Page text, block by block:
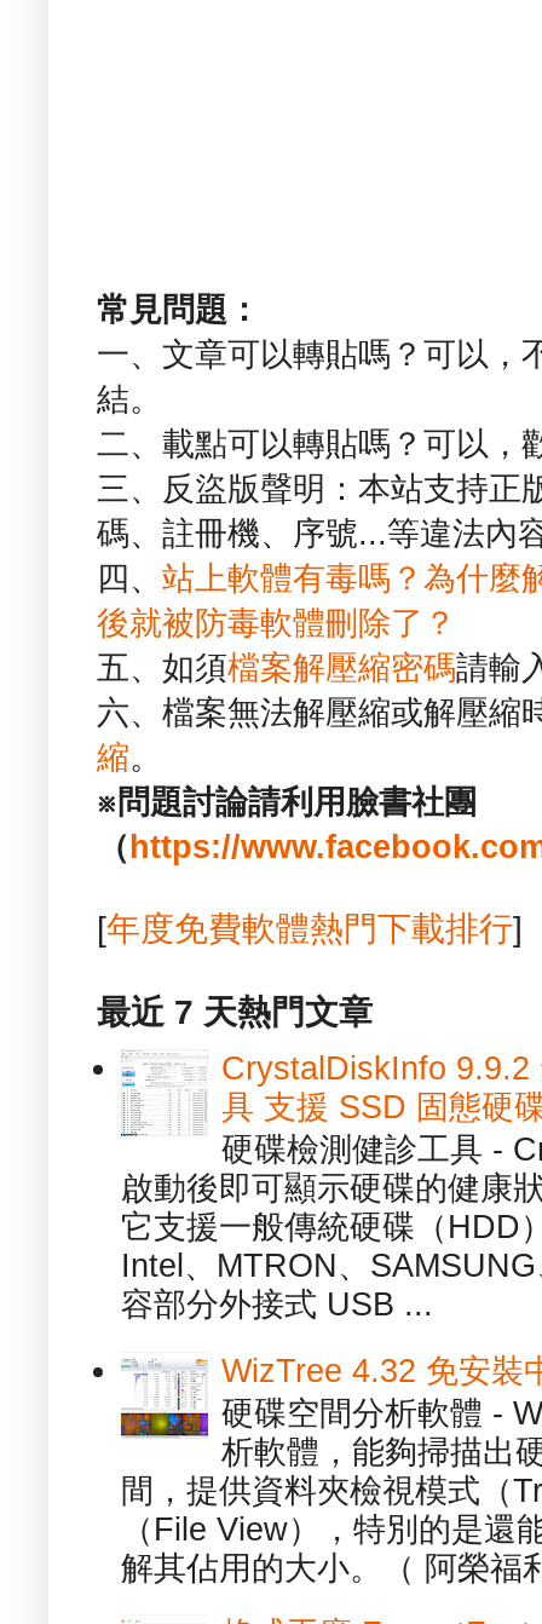
常見問題：
一、文章可以轉貼嗎？可以，
結。
二、載點可以轉貼嗎？可以，
三、反盜版聲明：本站支持正
碼、註冊機、序號...等違法內
四、 站上軟體有毒嗎？為什麼
後就被防毒軟體刪除了？
五、如須檔案解壓縮密碼請輸
六、檔案無法解壓縮或解壓縮
縮。
※問題討論請利用臉書社團
（ https://
[年度免費軟體熱門下載排行]
最近 7 天熱門文章
CrystalDiskInfo 9.9.2
具 支援 SSD 固態硬
硬碟檢測健診工具 -
啟動後即可顯示硬碟的健康
它支援一般傳統硬碟（HDD
Intel、MTRON、
容部分外接式 USB ...
WizTree 4.32 免安裝
硬碟空間分析軟體 -
析軟體，能夠掃描出
間，提供資料夾檢視模式（
（File View），特別的是還
解其佔用的大小。（ 阿榮福